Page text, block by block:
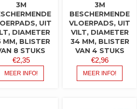
3M
UIT
DIAMETER
MM, BLISTER
8 STUKS
€2,35
MEER INFO!
3M
BESCHERMENDE
VLOERPADS, UIT
VILT, DIAMETER
34 MM, BLISTER
VAN 4 STUKS
€2,96
MEER INFO!